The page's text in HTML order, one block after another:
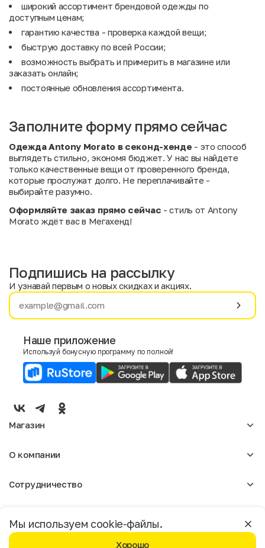
широкий ассортимент брендовой одежды по
доступным ценам;
гарантию качества - проверка каждой вещи;
быструю доставку по всей России;
возможность выбрать и примерить в магазине или
заказать онлайн;
постоянные обновления ассортимента.
Заполните форму прямо сейчас
Одежда Antony Morato в секонд-хенде - это способ
выглядеть стильно, экономя бюджет. У нас вы найдете
только качественные вещи от проверенного бренда,
которые прослужат долго. Не переплачивайте -
выбирайте разумно.
Оформляйте заказ прямо сейчас - стиль от Antony
Morato ждёт вас в Мегахенд!
Имя
E-mail
Мужской
Мы используем cookie-файлы.
Хорошо
Москва
Подпишись на рассылку
И узнавай первым о новых скидках и акциях.
Наше приложение
Используй бонусную программу по полной!
Магазин
Мужское
О компании
Отзывы
Магазины
Сотрудничество
Реклама
Доставка и оплата
Бонусная программа
Политика конфиденциальности